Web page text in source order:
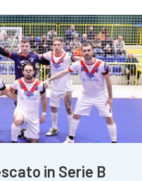
in Serie B